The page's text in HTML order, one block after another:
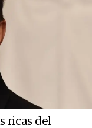
ricas del